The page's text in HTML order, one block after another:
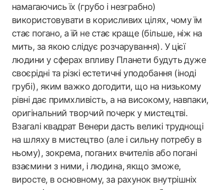
намагаючись їх (грубо і незграбно)
використовувати в корисливих цілях, чому їм
стає погано, а їй не стає краще (більше, ніж на
мить, за якою слідує розчарування). У цієї
людини у сферах впливу Планети будуть дуже
своєрідні та різкі естетичні уподобання (іноді
грубі), яким важко догодити, що на низькому
рівні дає примхливість, а на високому, навпаки,
оригінальний творчий почерк у мистецтві.
Взагалі квадрат Венери дасть великі труднощі
на шляху в мистецтво (але і сильну потребу в
ньому), зокрема, поганих вчителів або погані
взаємини з ними, і людина, якщо зможе,
виросте, в основному, за рахунок внутрішніх